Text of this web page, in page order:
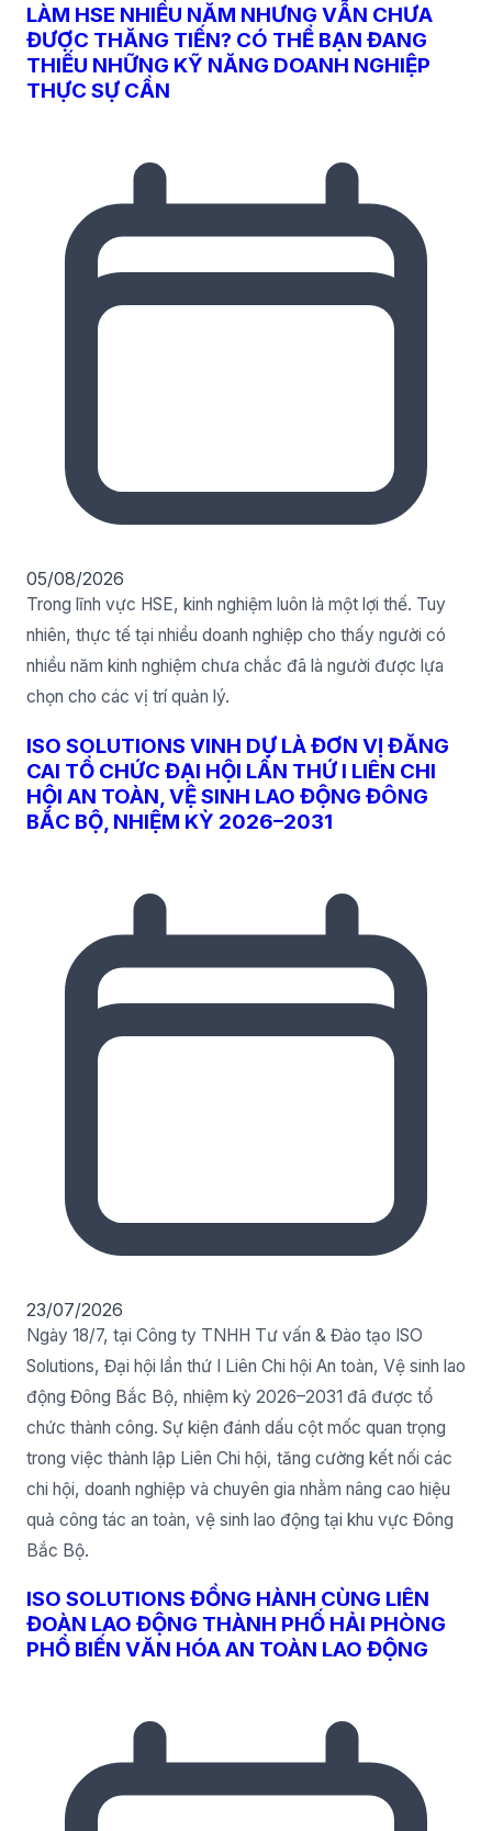
LÀM HSE NHIỀU NĂM NHƯNG VẪN CHƯA
ĐƯỢC THĂNG TIẾN? CÓ THỂ BẠN ĐANG
THIẾU NHỮNG KỸ NĂNG DOANH NGHIỆP
THỰC SỰ CẦN
05/08/2026
Trong lĩnh vực HSE, kinh nghiệm luôn là một lợi thế. Tuy
nhiên, thực tế tại nhiều doanh nghiệp cho thấy người có
nhiều năm kinh nghiệm chưa chắc đã là người được lựa
chọn cho các vị trí quản lý.
ISO SOLUTIONS VINH DỰ LÀ ĐƠN VỊ ĐĂNG
CAI TỔ CHỨC ĐẠI HỘI LẦN THỨ I LIÊN CHI
HỘI AN TOÀN, VỆ SINH LAO ĐỘNG ĐÔNG
BẮC BỘ, NHIỆM KỲ 2026–2031
23/07/2026
Ngày 18/7, tại Công ty TNHH Tư vấn & Đào tạo ISO
Solutions, Đại hội lần thứ I Liên Chi hội An toàn, Vệ sinh lao
động Đông Bắc Bộ, nhiệm kỳ 2026–2031 đã được tổ
chức thành công. Sự kiện đánh dấu cột mốc quan trọng
trong việc thành lập Liên Chi hội, tăng cường kết nối các
chi hội, doanh nghiệp và chuyên gia nhằm nâng cao hiệu
quả công tác an toàn, vệ sinh lao động tại khu vực Đông
Bắc Bộ.
ISO SOLUTIONS ĐỒNG HÀNH CÙNG LIÊN
ĐOÀN LAO ĐỘNG THÀNH PHỐ HẢI PHÒNG
PHỔ BIẾN VĂN HÓA AN TOÀN LAO ĐỘNG